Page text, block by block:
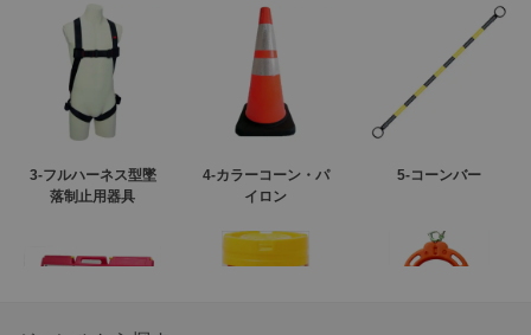
3-フルハーネス型墜
落制止用器具
4-カラーコーン・パ
イロン
5-コーンバー